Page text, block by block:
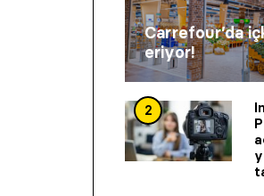
Carrefour’da
eriyor!
2